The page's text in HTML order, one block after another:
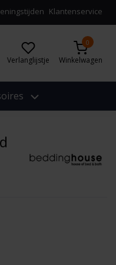
Klantenservice
Verlanglijstje
0
Winkelwagen